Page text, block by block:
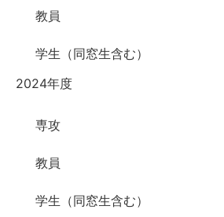
教員
学生（同窓生含む）
2024年度
専攻
教員
学生（同窓生含む）